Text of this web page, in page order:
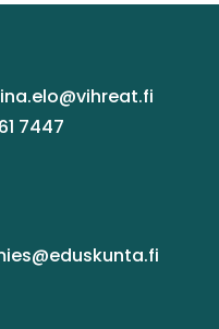
7447